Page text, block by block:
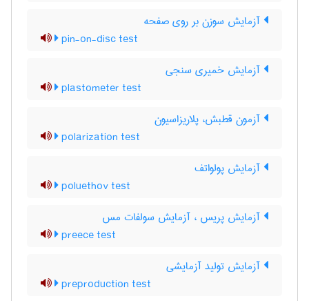
آزمایش سوزن بر روی صفحه
pin-on-disc test
آزمایش خمیری سنجی
plastometer test
آزمون قطبش، پلاریزاسیون
polarization test
آزمایش پولواتف
poluethov test
آزمایش پریس ، آزمایش سولفات مس
preece test
آزمایش تولید آزمایشی
preproduction test